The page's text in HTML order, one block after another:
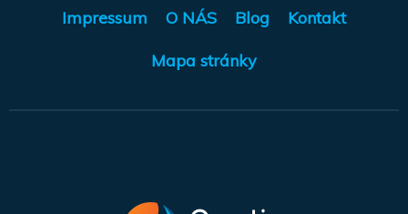
Impressum O NÁS Blog Kontakt
Mapa stránky